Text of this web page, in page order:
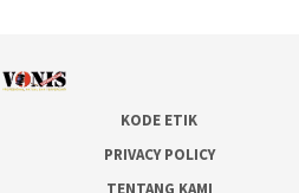
KODE ETIK
PRIVACY POLICY
TENTANG KAMI